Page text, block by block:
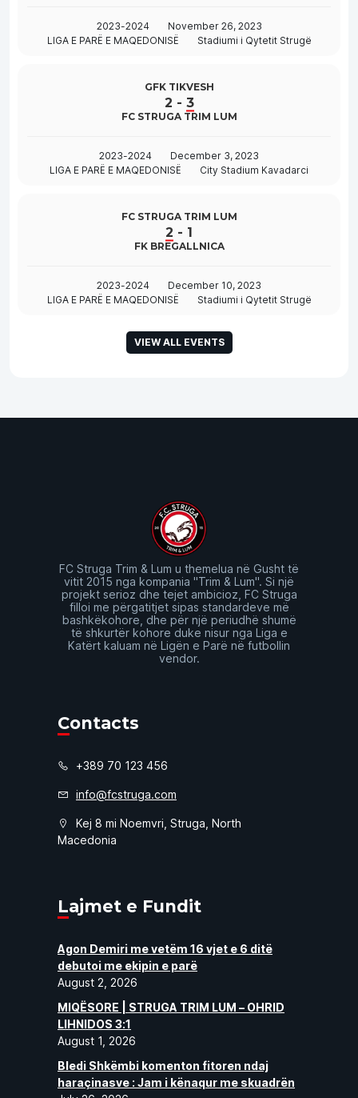
2023-2024
November 26, 2023
LIGA E PARË E MAQEDONISË
Stadiumi i Qytetit Strugë
GFK TIKVESH
2 - 3
FC STRUGA TRIM LUM
2023-2024
December 3, 2023
LIGA E PARË E MAQEDONISË
City Stadium Kavadarci
FC STRUGA TRIM LUM
2 - 1
FK BREGALLNICA
2023-2024
December 10, 2023
LIGA E PARË E MAQEDONISË
Stadiumi i Qytetit Strugë
VIEW ALL EVENTS
FC Struga Trim & Lum u themelua në Gusht të
vitit 2015 nga kompania "Trim & Lum". Si një
projekt serioz dhe tejet ambicioz, FC Struga
filloi me përgatitjet sipas standardeve më
bashkëkohore, dhe për një periudhë shumë
të shkurtër kohore duke nisur nga Liga e
Katërt kaluam në Ligën e Parë në futbollin
vendor.
Contacts
+389 70 123 456
info@fcstruga.com
Kej 8 mi Noemvri, Struga, North
Macedonia
Lajmet e Fundit
Agon Demiri me vetëm 16 vjet e 6 ditë
debutoi me ekipin e parë
August 2, 2026
MIQËSORE | STRUGA TRIM LUM – OHRID
LIHNIDOS 3:1
August 1, 2026
Bledi Shkëmbi komenton fitoren ndaj
haraçinasve : Jam i kënaqur me skuadrën